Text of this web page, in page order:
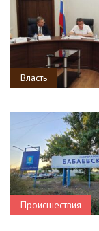
Власть
Происшествия